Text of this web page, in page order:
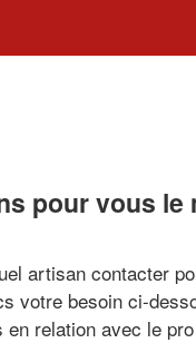
pour vous le
artisan contacter
votre besoin ci-
relation avec le